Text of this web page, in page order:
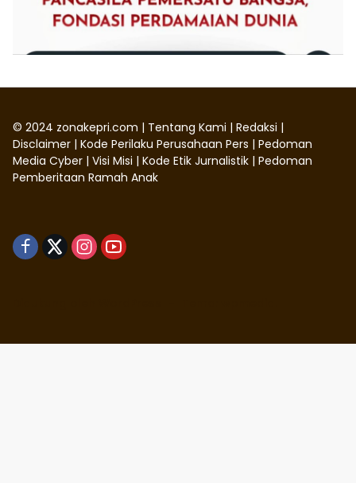
© 2024 zonakepri.com | Tentang Kami | Redaksi |
Disclaimer | Kode Perilaku Perusahaan Pers | Pedoman
Media Cyber | Visi Misi | Kode Etik Jurnalistik | Pedoman
Pemberitaan Ramah Anak